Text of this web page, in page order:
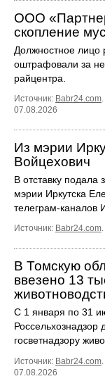
ООО
скопление
Должностное лицо
оштрафовали за
райцентра.
Источник: Babr24.com.
07.08.2026
Из мэрии
Войцехович
В отставку подала
мэрии Иркутска
телеграм‑каналов
Источник: Babr24.com.
В Томскую
ввезено 13
С 1 января по 31
Россельхознадзор
госветнадзору
Источник: Babr24.com
07.08.2026